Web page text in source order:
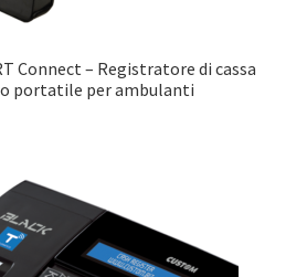
Connect – Registratore di cassa
portatile per ambulanti